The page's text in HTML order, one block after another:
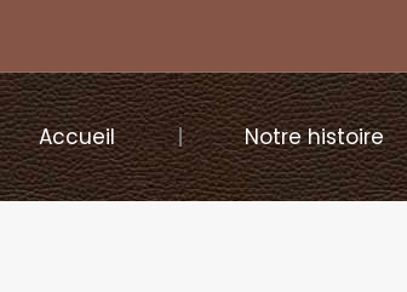
Accueil Notre histoire